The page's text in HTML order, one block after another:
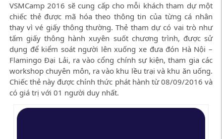
VSMCamp 2016 sẽ cung cấp cho mỗi khách tham dự một
chiếc thẻ được mã hóa theo thông tin của từng cá nhân
thay vì vé giấy thông thường. Thẻ tham dự có vai trò như
tấm giấy thông hành xuyên suốt chương trình, được sử
dụng để kiểm soát người lên xuống xe đưa đón Hà Nội –
Flamingo Đại Lải, ra vào cổng chính sự kiện, tham gia các
workshop chuyên môn, ra vào khu lều trại và khu ăn uống.
Chiếc thẻ này được chính thức phát hành từ 08/09/2016 và
có giá trị với 01 người duy nhất.